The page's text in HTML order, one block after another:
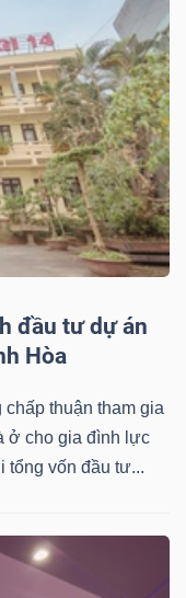
đầu tư dự án
Hòa
thuận tham gia
ở cho gia đình lực
tổng vốn đầu tư...